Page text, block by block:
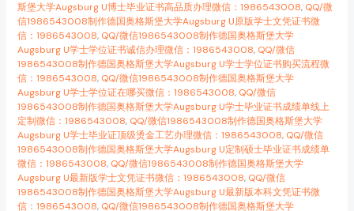
斯堡大学Augsburg U博士毕业证书高品质办理微信：1986543008, QQ/微
信1986543008制作德国奥格斯堡大学Augsburg U原版学士文凭证书微
信：1986543008, QQ/微信1986543008制作德国奥格斯堡大学
Augsburg U学士学位证书诚信办理微信：1986543008, QQ/微信
1986543008制作德国奥格斯堡大学Augsburg U学士学位证书购买流程微
信：1986543008, QQ/微信1986543008制作德国奥格斯堡大学
Augsburg U学士学位证在哪买微信：1986543008, QQ/微信
1986543008制作德国奥格斯堡大学Augsburg U学士毕业证书成绩单线上
定制微信：1986543008, QQ/微信1986543008制作德国奥格斯堡大学
Augsburg U学士毕业证顶级烫金工艺办理微信：1986543008, QQ/微信
1986543008制作德国奥格斯堡大学Augsburg U定制硕士毕业证书成绩单
微信：1986543008, QQ/微信1986543008制作德国奥格斯堡大学
Augsburg U最新版学士文凭证书微信：1986543008, QQ/微信
1986543008制作德国奥格斯堡大学Augsburg U最新版本科文凭证书微
信：1986543008, QQ/微信1986543008制作德国奥格斯堡大学